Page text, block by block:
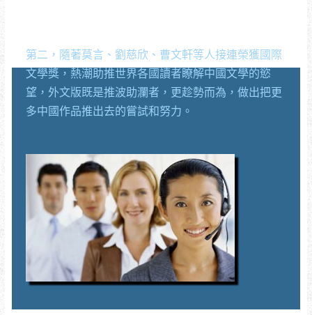
第二，隨著莫言、劉慈欣、曹文軒等人接連榮獲國際
文學獎，熱潮助推世界各國讀者瞭解中國文學的慾
望，外文版既是推波助瀾者，更趁勢而為，做出把更
多中國作品推出去的嘗試和努力。